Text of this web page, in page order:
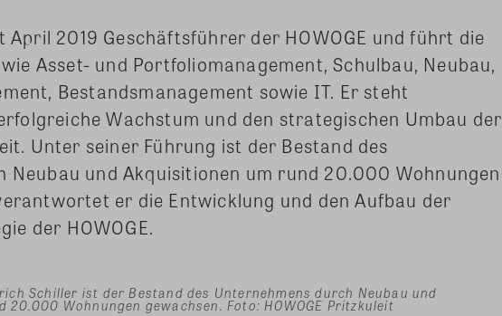
2019 Geschäftsführer der HOWOGE und führt die
Asset- und Portfoliomanagement, Schulbau, Neubau,
Bestandsmanagement sowie IT. Er steht
Wachstum und den strategischen Umbau der
Unter seiner Führung ist der Bestand des
Neubau und Akquisitionen um rund 20.000 Wohnungen
er die Entwicklung und den Aufbau der
der HOWOGE.
Schiller ist der Bestand des Unternehmens durch Neubau und
20.000 Wohnungen gewachsen. Foto: HOWOGE Pritzkuleit